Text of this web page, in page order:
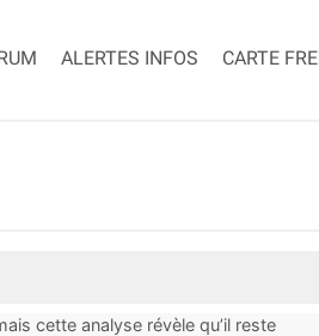
ALERTES INFOS CARTE
cette analyse révèle qu’il reste